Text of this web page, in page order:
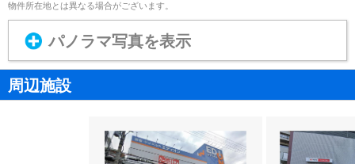
物件所在地とは異なる場合がございます。
パノラマ写真を表示
周辺施設